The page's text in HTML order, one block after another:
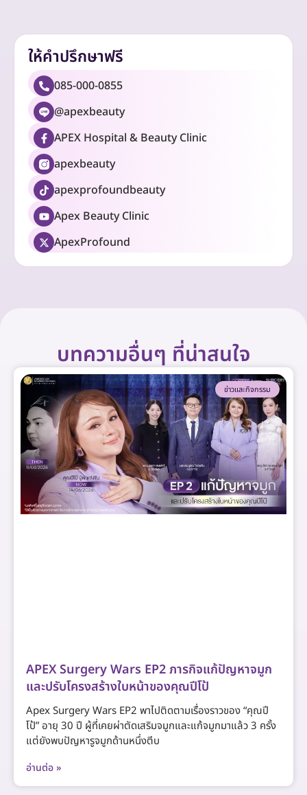
ให้คำปรึกษาฟรี
085-000-0855
@apexbeauty
APEX Hospital & Beauty Clinic
apexbeauty
apexprofoundbeauty
Apex Beauty Clinic
ApexProfound
บทความอื่นๆ ที่น่าสนใจ
ข่าวและกิจกรรม
APEX Surgery Wars EP2 ภารกิจแก้ปัญหาจมูก
และปรับโครงสร้างใบหน้าของคุณปีโป้
Apex Surgery Wars EP2 พาไปติดตามเรื่องราวของ “คุณปี
โป้” อายุ 30 ปี ผู้ที่เคยผ่าตัดเสริมจมูกและแก้จมูกมาแล้ว 3 ครั้ง
แต่ยังพบปัญหารูจมูกด้านหนึ่งตีบ
อ่านต่อ »